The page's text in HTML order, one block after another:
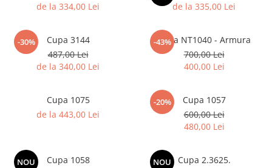
de la 334,00 Lei
de la 335,00 Lei
-30%
Cupa 3144
487,00 Lei
de la 340,00 Lei
-43%
Cupa NT1040 - Armura
700,00 Lei
400,00 Lei
Cupa 1075
de la 443,00 Lei
-20%
Cupa 1057
600,00 Lei
480,00 Lei
NOU
Cupa 1058
NOU
Cupa 2.3625.